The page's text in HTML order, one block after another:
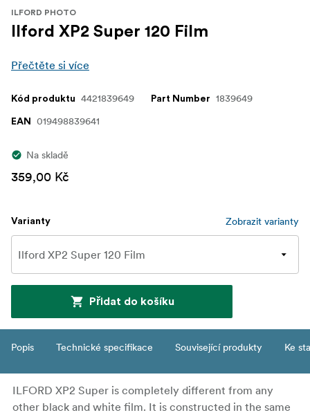
ILFORD PHOTO
Ilford XP2 Super 120 Film
Přečtěte si více
Kód produktu 4421839649 Part Number 1839649
EAN 019498839641
Na skladě
359,00 Kč
Varianty Zobrazit varianty
Přidat do košíku
Popis Technické specifikace Související produkty Ke
ILFORD XP2 Super is completely different from any
other black and white film. It is constructed in the same